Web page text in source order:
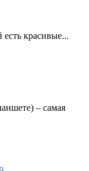
красивые...
– самая